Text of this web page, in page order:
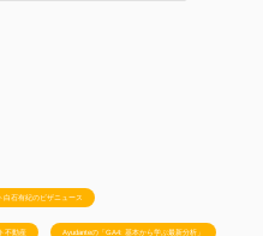
白石有紀のビザニュース
不動産 Ayudanteの「GA4: 基本から学ぶ最新分析」